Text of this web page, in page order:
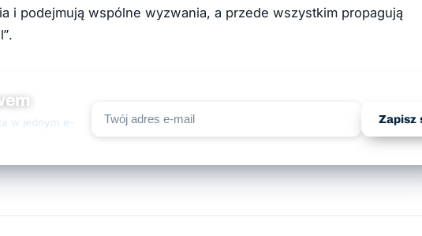
i podejmują wspólne wyzwania, a przede wszystkim propagują
w jednym e-
Zapisz